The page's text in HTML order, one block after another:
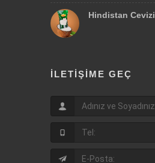
Hindistan Cevizi
İLETIŞIME GEÇ